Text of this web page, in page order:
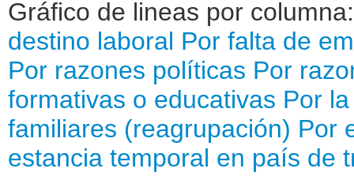
Gráfico de lineas por
destino laboral Por falta de
Por razones políticas Por
formativas o educativas Por
familiares (reagrupación) Por
estancia temporal en país de